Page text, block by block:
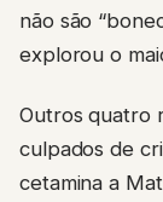
não são
explorou o
Outros quatro
culpados de
cetamina a